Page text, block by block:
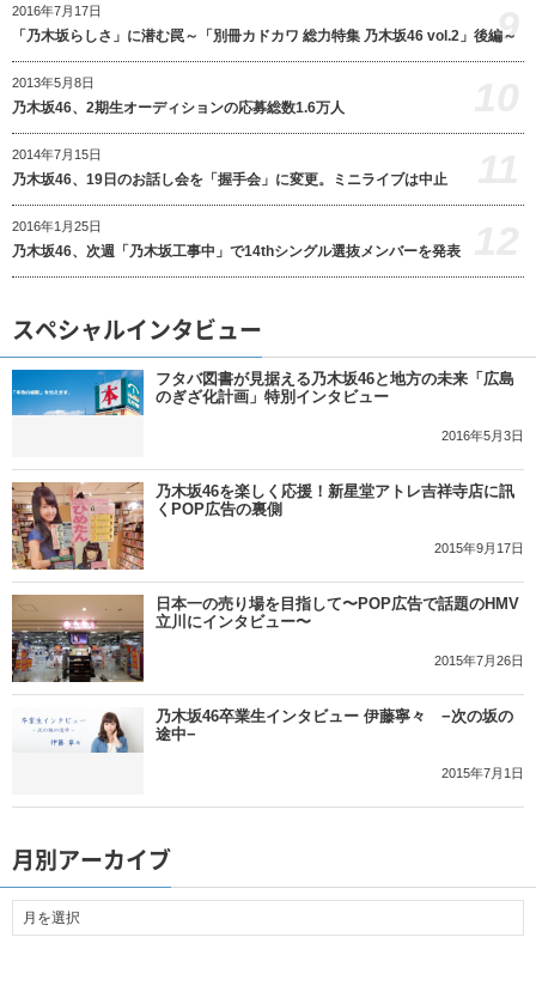
2016年7月17日
「乃木坂らしさ」に潜む罠～「別冊カドカワ 総力特集 乃木坂46 vol.2」後編～
9
2013年5月8日
乃木坂46、2期生オーディションの応募総数1.6万人
2014年7月15日
乃木坂46、19日のお話し会を「握手会」に変更。ミニライブは中止
2016年1月25日
乃木坂46、次週「乃木坂工事中」で14thシングル選抜メンバーを発表
スペシャルインタビュー
フタバ図書が見据える乃木坂46と地方の未来「広島
のぎざ化計画」特別インタビュー
2016年5月3日
乃木坂46を楽しく応援！新星堂アトレ吉祥寺店に訊
くPOP広告の裏側
2015年9月17日
日本一の売り場を目指して〜POP広告で話題のHMV
立川にインタビュー〜
2015年7月26日
乃木坂46卒業生インタビュー 伊藤寧々 −次の坂の
途中−
2015年7月1日
月別アーカイブ